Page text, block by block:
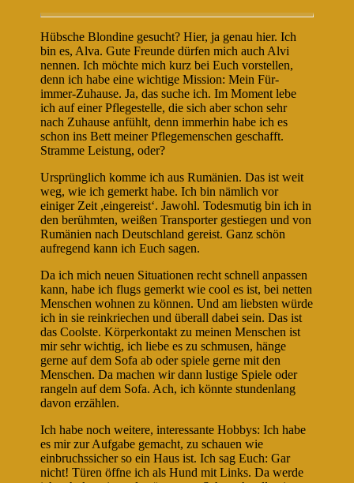
Hübsche Blondine gesucht? Hier, ja genau hier. Ich
bin es, Alva. Gute Freunde dürfen mich auch Alvi
nennen. Ich möchte mich kurz bei Euch vorstellen,
denn ich habe eine wichtige Mission: Mein Für-
immer-Zuhause. Ja, das suche ich. Im Moment lebe
ich auf einer Pflegestelle, die sich aber schon sehr
nach Zuhause anfühlt, denn immerhin habe ich es
schon ins Bett meiner Pflegemenschen geschafft.
Stramme Leistung, oder?
Ursprünglich komme ich aus Rumänien. Das ist weit
weg, wie ich gemerkt habe. Ich bin nämlich vor
einiger Zeit ,eingereistʻ. Jawohl. Todesmutig bin ich in
den berühmten, weißen Transporter gestiegen und von
Rumänien nach Deutschland gereist. Ganz schön
aufregend kann ich Euch sagen.
Da ich mich neuen Situationen recht schnell anpassen
kann, habe ich flugs gemerkt wie cool es ist, bei netten
Menschen wohnen zu können. Und am liebsten würde
ich in sie reinkriechen und überall dabei sein. Das ist
das Coolste. Körperkontakt zu meinen Menschen ist
mir sehr wichtig, ich liebe es zu schmusen, hänge
gerne auf dem Sofa ab oder spiele gerne mit den
Menschen. Da machen wir dann lustige Spiele oder
rangeln auf dem Sofa. Ach, ich könnte stundenlang
davon erzählen.
Ich habe noch weitere, interessante Hobbys: Ich habe
es mir zur Aufgabe gemacht, zu schauen wie
einbruchssicher so ein Haus ist. Ich sag Euch: Gar
nicht! Türen öffne ich als Hund mit Links. Da werde